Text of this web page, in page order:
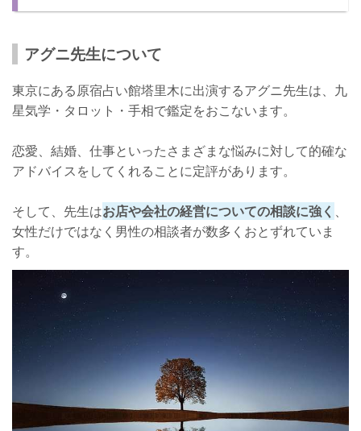
アグニ先生について
東京にある原宿占い館塔里木に出演するアグニ先生は、九
星気学・タロット・手相で鑑定をおこないます。
恋愛、結婚、仕事といったさまざまな悩みに対して的確な
アドバイスをしてくれることに定評があります。
そして、先生はお店や会社の経営についての相談に強く 、
女性だけではなく男性の相談者が数多くおとずれていま
す。